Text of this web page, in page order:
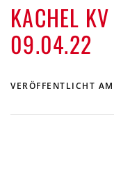
TERMINE
KACHEL
09.04.22
VERÖFFENTLICHT AM